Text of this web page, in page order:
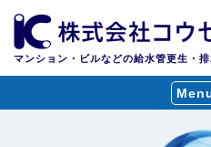
マンション・ビルなどの給水管更生・